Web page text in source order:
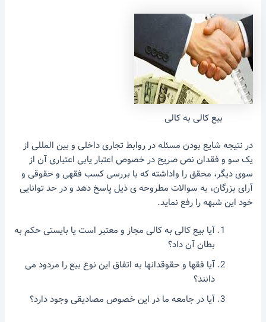
بیع کالی به کالی
در نتیجه شایع بودن مسئله در روابط تجاری داخلی و بین المللی از
یک سو و فقدان نص صریح در خصوص اعتبار یابی اعتباری آن از
سوی دیگر، محقق را واداشته که با بررسی کسب فقهی و حقوقی و
آرای بزرگان، به سوالات مطروحه ی ذیل پاسخ دهد و در حد توانایی
خود این شبهه را رفع نماید.
آیا بیع کالی به کالی مجاز و معتبر است یا بایستی حکم به
بطان آن داد؟
آیا فقها و حقوقدانها به اتفاق این نوع بیع را مردود می
دانند؟
آیا در جامعه ما در این خصوص مصادیقی وجود دارد؟